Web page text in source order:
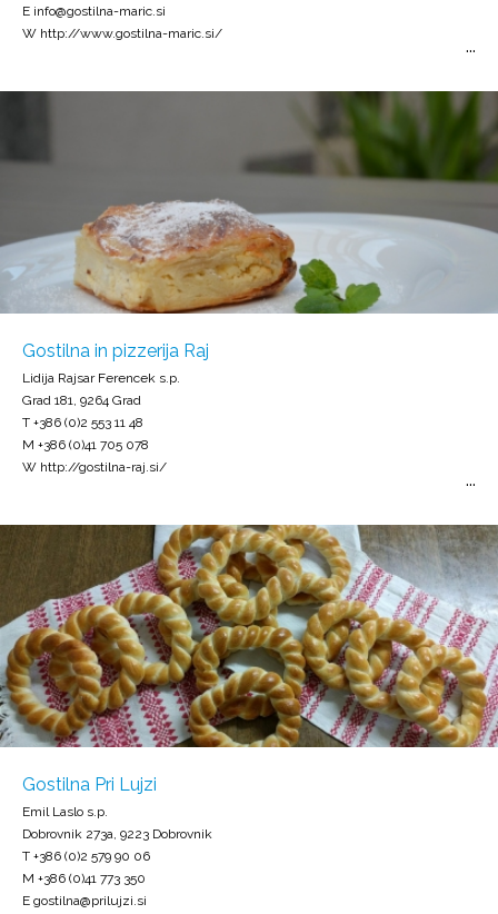
E info@gostilna-maric.si
W http://www.gostilna-maric.si/
Gostilna in pizzerija Raj
Lidija Rajsar Ferencek s.p.
Grad 181, 9264 Grad
T +386 (0)2 553 11 48
M +386 (0)41 705 078
W http://gostilna-raj.si/
Gostilna Pri Lujzi
Emil Laslo s.p.
Dobrovnik 273a, 9223 Dobrovnik
T +386 (0)2 579 90 06
M +386 (0)41 773 350
E gostilna@prilujzi.si